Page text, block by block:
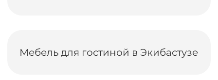
Мебель для гостиной в Экибастузе